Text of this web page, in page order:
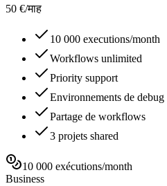
50 €/माह
10 000 executions/month
Workflows unlimited
Priority support
Environnements de debug
Partage de workflows
3 projets shared
10 000 exécutions/month
Business